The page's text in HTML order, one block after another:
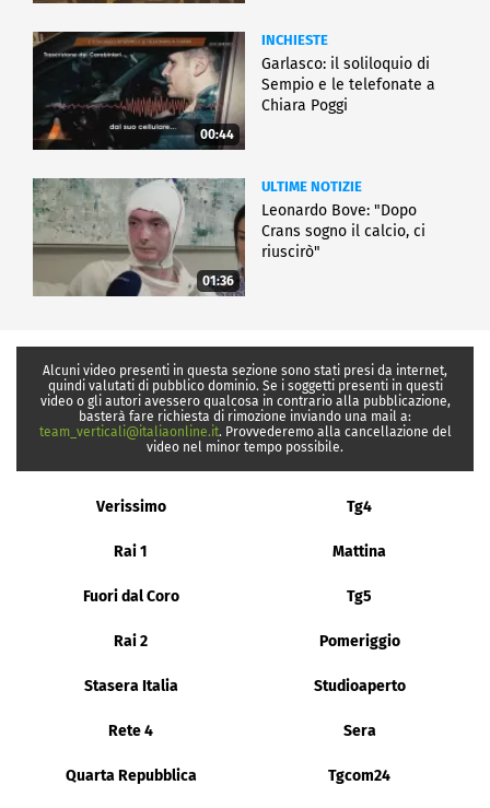
00:44
INCHIESTE
Garlasco: il soliloquio di
Sempio e le telefonate a
Chiara Poggi
01:36
ULTIME NOTIZIE
Leonardo Bove: "Dopo
Crans sogno il calcio, ci
riuscirò"
Alcuni video presenti in questa sezione sono stati presi da internet,
quindi valutati di pubblico dominio. Se i soggetti presenti in questi
video o gli autori avessero qualcosa in contrario alla pubblicazione,
basterà fare richiesta di rimozione inviando una mail a:
team_verticali@italiaonline.it. Provvederemo alla cancellazione del
video nel minor tempo possibile.
Verissimo Tg4
Rai 1 Mattina
Fuori dal Coro Tg5
Rai 2 Pomeriggio
Stasera Italia Studioaperto
Rete 4 Sera
Quarta Repubblica Tgcom24